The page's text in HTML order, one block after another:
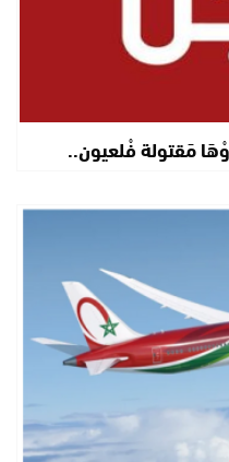
مَقتولة فْلعيون..